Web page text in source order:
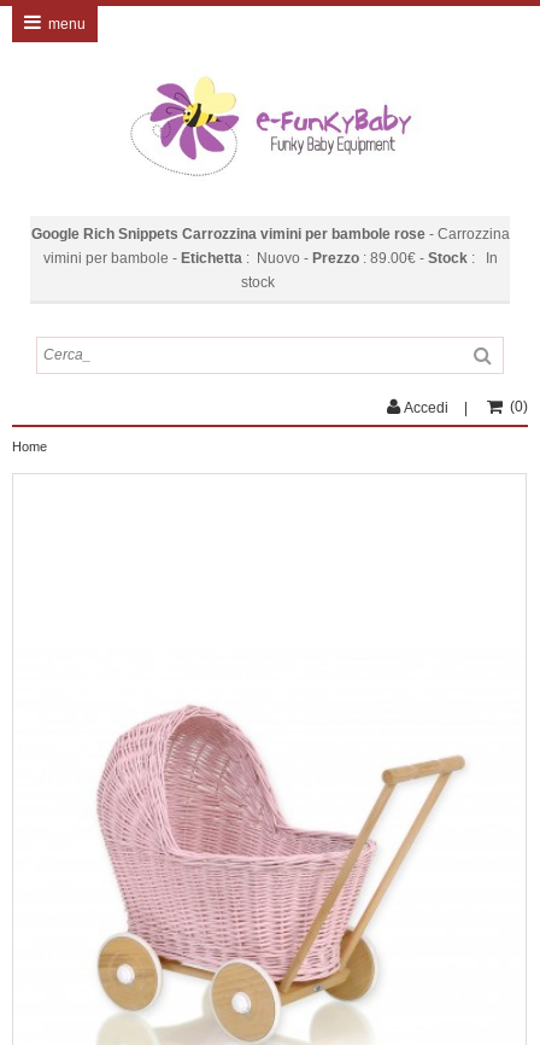
Google Rich Snippets Carrozzina vimini per bambole rose- Carrozzina
vimini per bambole - Etichetta: Nuovo - Prezzo: 89.00€ - Stock:
In
stock
menu
Accedi (0)
Home